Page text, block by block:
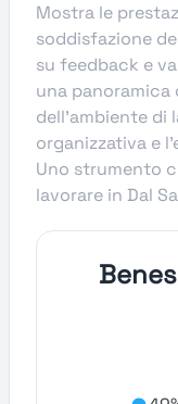
Mostra le
soddisfazione
su feedback e
una
dell’ambiente di
organizzativa e
Uno strumento
lavorare in Dal